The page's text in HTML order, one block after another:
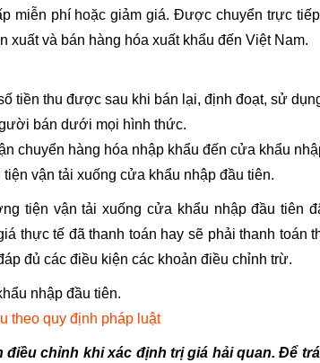
miễn phí hoặc giảm giá. Được chuyển trực
và bán hàng hóa xuất khẩu đến Việt Nam.
thu được sau khi bán lại, định đoạt, sử
bán dưới mọi hình thức.
chuyển hàng hóa nhập khẩu đến cửa khẩu
vận tải xuống cửa khẩu nhập đầu tiên.
tiện vận tải xuống cửa khẩu nhập đầu tiên
thực tế đã thanh toán hay sẽ phải thanh toán
đủ các điều kiện các khoản điều chỉnh trừ.
nhập đầu tiên.
theo quy định pháp luật
chỉnh khi xác định trị giá hải quan. Để